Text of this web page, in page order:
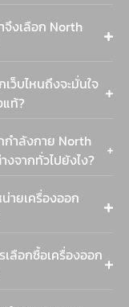
จึงเลือก North
ว็บไหนถึงจะมั่นใจ
แท้?
กำลังกาย North
งจากทั่วไปยังไง?
ายเครื่องออก
เลือกซื้อเครื่องออก